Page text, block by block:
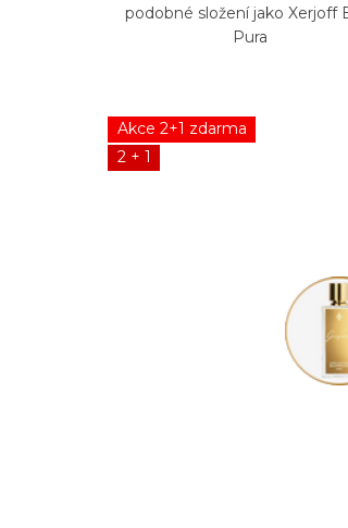
podobné složení jako Xerjoff
Pura
Akce 2+1 zdarma
2 + 1